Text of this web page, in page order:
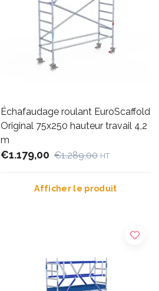
Échafaudage roulant EuroScaffold
Original 75x250 hauteur travail 4,2
m
€1.179,00 €1.289,00 HT
Afficher le produit